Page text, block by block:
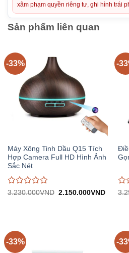
xâm phạm quyền riêng tư, ghi hình trái
Sản phẩm liên quan
-33%
Máy Xông Tinh Dầu Q15 Tích
Hợp Camera Full HD Hình Ảnh
Sắc Nét
Được
5
3.230.000VND Giá
2.150.000VNDGiá
-
5
-33% -